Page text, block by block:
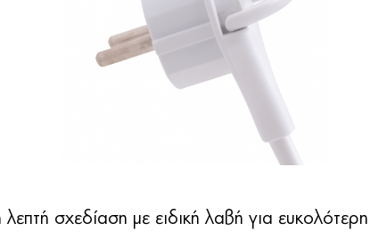
λεπτή σχεδίαση με ειδική λαβή για